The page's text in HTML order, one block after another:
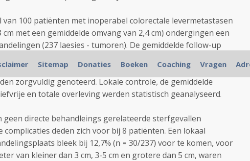
van 100 patiënten met inoperabel colorectale levermetastasen
cm met een gemiddelde omvang van 2,4cm) ondergingen een
(237 laesies - tumoren). De gemiddelde follow-up
( percutane ofintra-operatieveaanpak) en de
grote en
zorgvuldig genoteerd. Lokale controle, de gemiddelde
vrije en totale overlevingwerden statistisch geanalyseerd.
geen directe behandleings gerelateerde sterfgevallen
complicaties deden zich voor bij 8 patiënten. Een lokaal
bleek bij 12,7% (n = 30/237) voor te komen, voor
van kleiner dan 3 cm, 3-5 cm en grotere dan 5 cm, waren
Sitemap Donaties Boeken Coaching Vragen